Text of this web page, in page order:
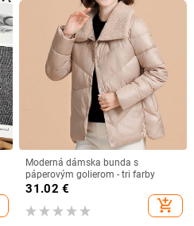
Moderná dámska bunda s
páperovým golierom - tri farby
31.02 €
add_shopping_cart